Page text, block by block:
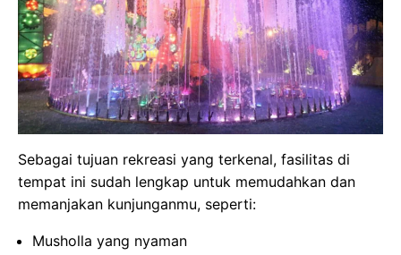
Sebagai tujuan rekreasi yang terkenal, fasilitas di
tempat ini sudah lengkap untuk memudahkan dan
memanjakan kunjunganmu, seperti:
Musholla yang nyaman